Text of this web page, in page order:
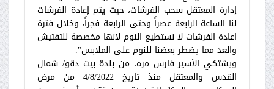
إدارة المعتقل سحب الفرشات، حيث يتم إعادة الفرشات
لنا الساعة الرابعة عصراً وحتى الرابعة فجراً، وخلال فترة
اعادة الفرشات لا نستطيع النوم لانها مخصصة للتفتيش
والعد مما يضطر بعضنا للنوم على الملابس".
ويشتكي الأسير فارس مره، من بلدة بيت دقو/ شمال
القدس والمعتقل منذ تاريخ 4/8/2022 من مرض